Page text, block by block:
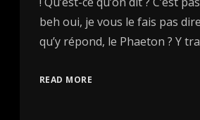
beh oui, je vous le fais pas
qu’y répond, le Phaeton ? Y
READ MORE